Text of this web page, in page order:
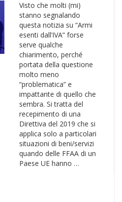
Visto che molti (mi)
stanno segnalando
questa notizia su “Armi
esenti dall’IVA” forse
serve qualche
chiarimento, perché
portata della questione
molto meno
“problematica” e
impattante di quello che
sembra. Si tratta del
recepimento di una
Direttiva del 2019 che si
applica solo a particolari
situazioni di beni/servizi
quando delle FFAA di un
Paese UE hanno …